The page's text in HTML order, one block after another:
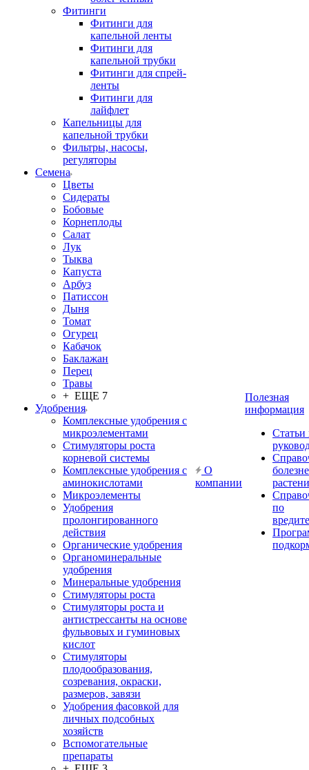
Фитинги
Фитинги для
капельной ленты
Фитинги для
капельной трубки
Фитинги для спрей-
ленты
Фитинги для
лайфлет
Капельницы для
капельной трубки
Фильтры, насосы,
регуляторы
Семена
Цветы
Сидераты
Бобовые
Корнеплоды
Салат
Лук
Тыква
Капуста
Арбуз
Патиссон
Дыня
Томат
Огурец
Кабачок
Баклажан
Перец
Травы
+ ЕЩЕ 7
Удобрения
Комплексные удобрения с
микроэлементами
Стимуляторы роста
корневой системы
Комплексные удобрения с
аминокислотами
Микроэлементы
Удобрения
пролонгированного
действия
Органические удобрения
Органоминеральные
удобрения
Минеральные удобрения
Стимуляторы роста
Стимуляторы роста и
антистрессанты на основе
фульвовых и гуминовых
кислот
Стимуляторы
плодообразования,
созревания, окраски,
размеров, завязи
Удобрения фасовкой для
личных подсобных
хозяйств
Вспомогательные
препараты
О
компании
Полезная
информация
Статьи
по